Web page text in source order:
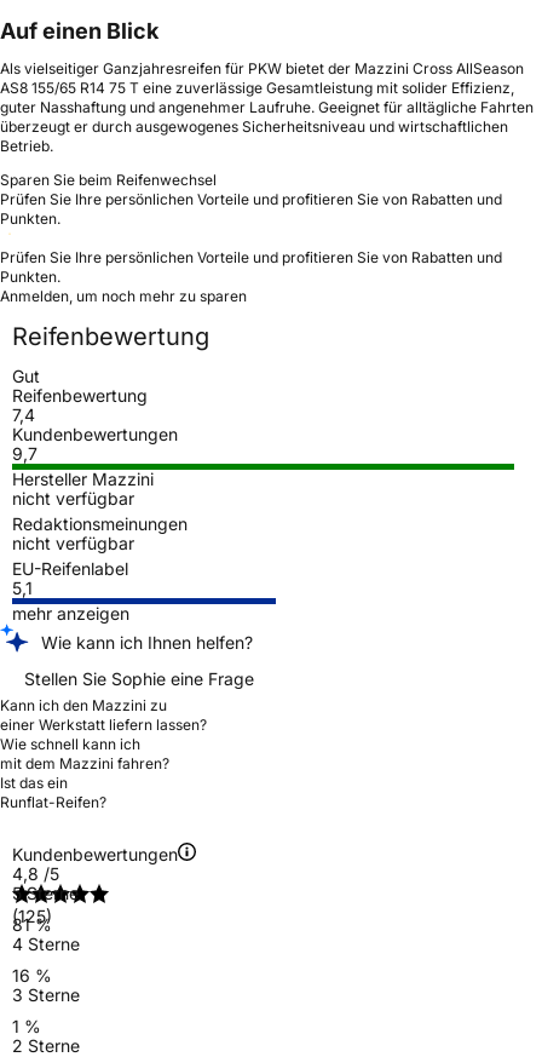
Auf einen Blick
Als vielseitiger Ganzjahresreifen für PKW bietet der Mazzini Cross AllSeason
AS8 155/65 R14 75 T eine zuverlässige Gesamtleistung mit solider Effizienz,
guter Nasshaftung und angenehmer Laufruhe. Geeignet für alltägliche Fahrten
überzeugt er durch ausgewogenes Sicherheitsniveau und wirtschaftlichen
Betrieb.
Sparen Sie beim Reifenwechsel
Prüfen Sie Ihre persönlichen Vorteile und profitieren Sie von Rabatten und
Punkten.
Prüfen Sie Ihre persönlichen Vorteile und profitieren Sie von Rabatten und
Punkten.
Anmelden, um noch mehr zu sparen
Reifenbewertung
Gut
Reifenbewertung
7,4
Kundenbewertungen
9,7
Hersteller Mazzini
nicht verfügbar
Redaktionsmeinungen
nicht verfügbar
EU-Reifenlabel
5,1
mehr anzeigen
Wie kann ich Ihnen helfen?
Stellen Sie Sophie eine Frage
Kann ich den Mazzini zu
einer Werkstatt liefern lassen?
Wie schnell kann ich
mit dem Mazzini fahren?
Ist das ein
Runflat-Reifen?
Kundenbewertungen
4,8 /5
(125)
5 Sterne
81 %
4 Sterne
16 %
3 Sterne
1 %
2 Sterne